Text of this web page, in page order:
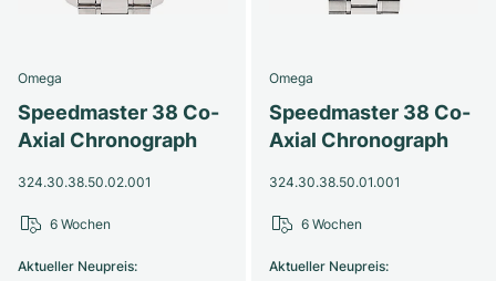
Omega
Speedmaster 38 Co-
Axial Chronograph
324.30.38.50.02.001
Aktueller Neupreis:
6 Wochen
Omega
Speedmaster 38 Co-
Axial Chronograph
324.30.38.50.01.001
Aktueller Neupreis:
6 Wochen